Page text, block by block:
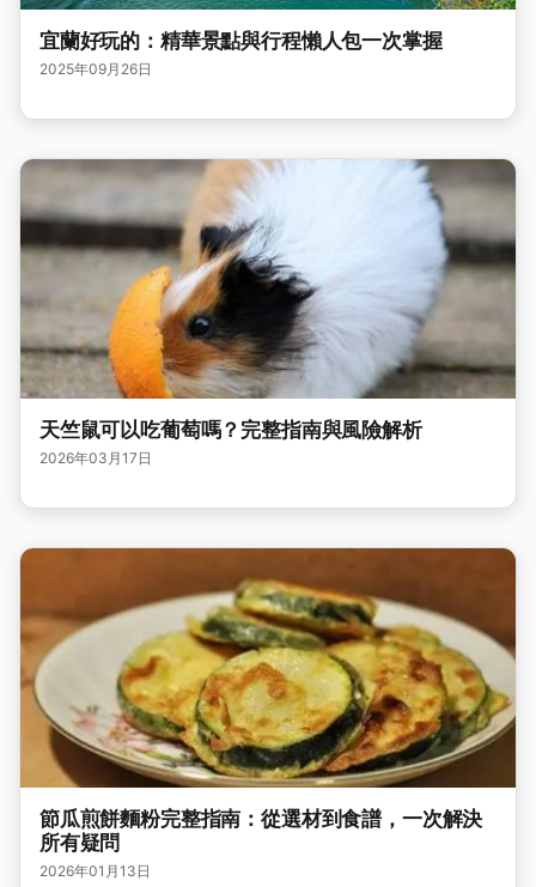
宜蘭好玩的：精華景點與行程懶人包一次掌握
2025年09月26日
天竺鼠可以吃葡萄嗎？完整指南與風險解析
2026年03月17日
節瓜煎餅麵粉完整指南：從選材到食譜，一次解決
所有疑問
2026年01月13日